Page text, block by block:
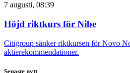
7 augusti, 08:39
Höjd riktkurs för Nibe
Citigroup sänker riktkursen för Novo
aktierekommendationer.
Senaste nytt